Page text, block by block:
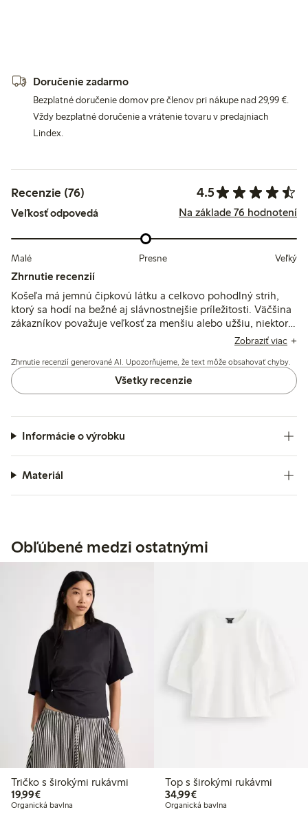
Doručenie zadarmo
Bezplatné doručenie domov pre členov pri nákupe nad 29,99 €.
Vždy bezplatné doručenie a vrátenie tovaru v predajniach
Lindex.
Recenzie (76) 4.5
Veľkosť odpovedá Na základe 76 hodnotení
Malé Presne Veľký
Zhrnutie recenzií
Košeľa má jemnú čipkovú látku a celkovo pohodlný strih,
ktorý sa hodí na bežné aj slávnostnejšie príležitosti. Väčšina
zákazníkov považuje veľkosť za menšiu alebo užšiu, niektorí
odporúčajú zvoliť o číslo väčšiu veľkosť, zatiaľ čo niektorí
odolnosťou.
Zobraziť viac
Zhrnutie recenzií generované AI. Upozorňujeme, že text môže obsahovať chyby.
Všetky recenzie
Informácie o výrobku
Materiál
Obľúbené medzi ostatnými
Tričko s širokými rukávmi
19,99€19,99 €
Organická bavlna
Top s širokými rukávmi
34,99€34,99 €
Organická bavlna